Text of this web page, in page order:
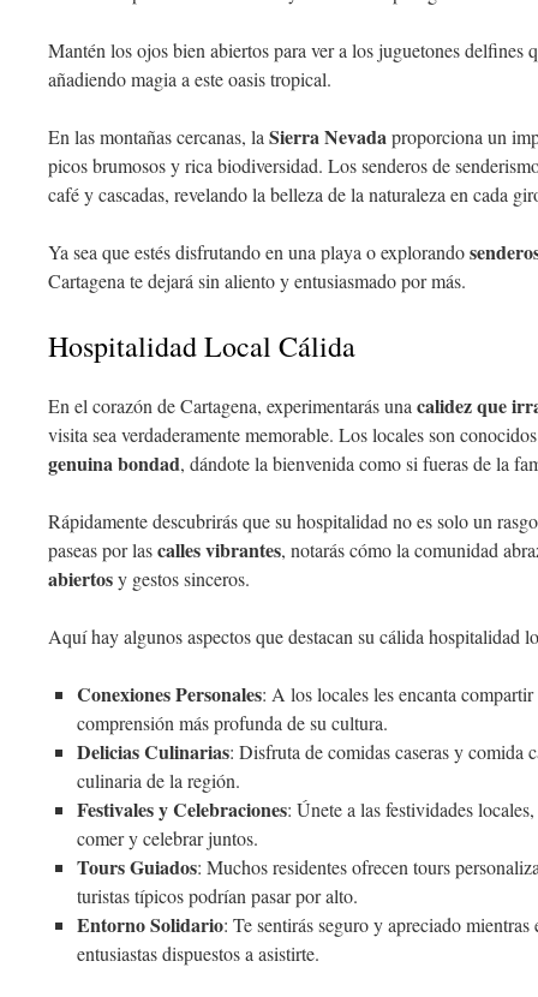
Mantén los ojos bien abiertos para ver a los juguetones delfines
añadiendo magia a este oasis tropical.
En las montañas cercanas, la Sierra Nevadaproporciona un
picos brumosos y rica biodiversidad. Los senderos de
café y cascadas, revelando la belleza de la naturaleza en cada
Ya sea que estés disfrutando en una playa o explorando
Cartagena te dejará sin aliento y entusiasmado por más.
Hospitalidad Local Cálida
En el corazón de Cartagena, experimentarás una calidez que
visita sea verdaderamente memorable. Los locales son
genuina bondad, dándote la bienvenida como si fueras de la
Rápidamente descubrirás que su hospitalidad no es solo un
paseas por lascalles vibrantes, notarás cómo la comunidad
abiertosy gestos sinceros.
Aquí hay algunos aspectos que destacan su cálida hospitalidad
Conexiones Personales: A los locales les encanta
comprensión más profunda de su cultura.
Delicias Culinarias: Disfruta de comidas caseras y comida
culinaria de la región.
Festivales y Celebraciones: Únete a las festividades
comer y celebrar juntos.
Tours Guiados: Muchos residentes ofrecen tours
turistas típicos podrían pasar por alto.
Entorno Solidario: Te sentirás seguro y apreciado
entusiastas dispuestos a asistirte.